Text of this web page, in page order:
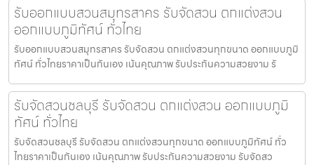
รับออกแบบสวนสมุทรสาคร รับจัดสวน ตกแต่งสวน
ออกแบบภูมิทัศน์ ทั่วไทย
รับออกแบบสวนสมุทรสาคร รับจัดสวน ตกแต่งสวนทุกขนาด ออกแบบภูมิ
ทัศน์ ทั่วไทยราคาเป็นกันเอง เน้นคุณภาพ รับประกันความสวยงาม รั
รับจัดสวนชลบุรี รับจัดสวน ตกแต่งสวน ออกแบบภูมิ
ทัศน์ ทั่วไทย
รับจัดสวนชลบุรี รับจัดสวน ตกแต่งสวนทุกขนาด ออกแบบภูมิทัศน์ ทั่ว
ไทยราคาเป็นกันเอง เน้นคุณภาพ รับประกันความสวยงาม รับจัดสว